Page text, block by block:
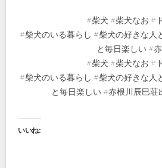
#柴犬 #柴犬なお #
#柴犬のいる暮らし #柴犬の好きな人
と毎日楽しい #
#柴犬 #柴犬なお #
#柴犬のいる暮らし #柴犬の好きな人
と毎日楽しい #赤根川辰巳荘
いいね: